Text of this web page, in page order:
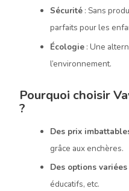
Sécurité : Sans
parfaits pour les
Écologie : Une
l’environnement.
Pourquoi choisir
?
Des prix
grâce aux enchères.
Des options variées
éducatifs, etc.